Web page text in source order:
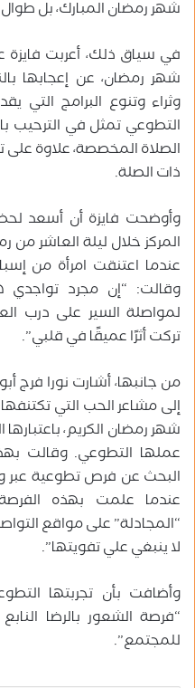
شهر رمضان المبارك، بل
في سياق ذلك، أعربت فايزة
شهر رمضان، عن إعجابها
وثراء وتنوع البرامج التي
التطوعي تمثل في الترحيب
الصلاة المخصصة، علاوة على
ذات الصلة.
وأوضحت فايزة أن أسعد
المركز خلال ليلة العاشر من
عندما اعتنقت امرأة من
وقالت: “إن مجرد
لمواصلة السير على درب
تركت أثرًا عميقًا في قلبي”.
من جانبها، أشارت نورا فرج
إلى مشاعر الحب التي تكتنفها
شهر رمضان الكريم،
عملها التطوعي. وقالت
البحث عن فرص تطوعية عبر
عندما علمت بهذه
“المجادلة” على مواقع
لا ينبغي علي تفويتها”.
وأضافت بأن تجربتها
“فرصة الشعور بالرضا
للمجتمع”.